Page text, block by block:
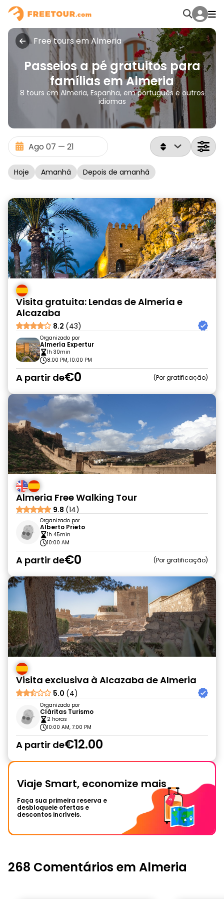
Free tours em Almeria
Passeios a pé gratuitos para
famílias em Almeria
8 tours em Almeria, Espanha, em português e outros
idiomas
Hoje Amanhã Depois de amanhã
Visita gratuita: Lendas de Almería e
Alcazaba
8.2 (43)
Organizado por
Almería Expertur
1h 30min
8:00 PM, 10:00 PM
A partir de€0 Por gratificação
Almeria Free Walking Tour
9.8 (14)
Organizado por
Alberto Prieto
1h 45min
10:00 AM
A partir de€0 Por gratificação
Visita exclusiva à Alcazaba de Almeria
5.0 (4)
Organizado por
Cláritas Turismo
2 horas
10:00 AM, 7:00 PM
A partir de€12.00
Viaje Smart, economize mais
Faça sua primeira reserva e
desbloqueie ofertas e
descontos incríveis.
268 Comentários em Almeria